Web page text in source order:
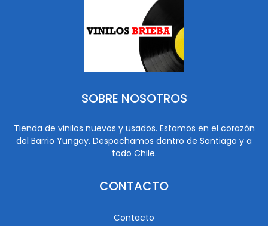
SOBRE NOSOTROS
Tienda de vinilos nuevos y usados. Estamos en el corazón
del Barrio Yungay. Despachamos dentro de Santiago y a
todo Chile.
CONTACTO
Contacto